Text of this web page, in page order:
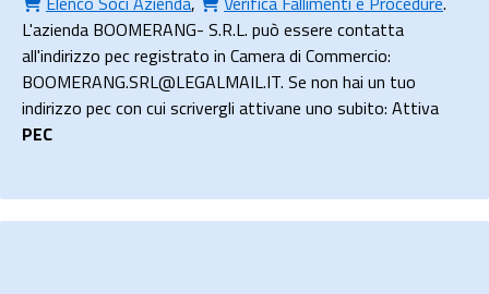
L'azienda BOOMERANG- S.R.L. può essere contatta
all'indirizzo pec registrato in Camera di Commercio:
BOOMERANG.SRL@LEGALMAIL.IT. Se non hai un tuo
indirizzo pec con cui scrivergli attivane uno subito: Attiva
PEC